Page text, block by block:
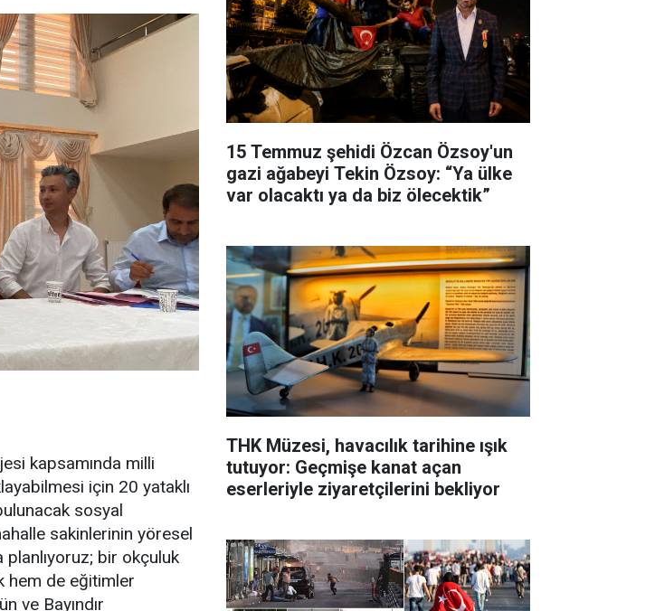
kapsamında milli
için 20 yataklı
sosyal
sakinlerinin yöresel
bir okçuluk
hem de eğitimler
ve Bayındır
15 Temmuz şehidi Özcan Özsoy'un
gazi ağabeyi Tekin Özsoy: “Ya ülke
var olacaktı ya da biz ölecektik”
THK Müzesi, havacılık tarihine ışık
tutuyor: Geçmişe kanat açan
eserleriyle ziyaretçilerini bekliyor